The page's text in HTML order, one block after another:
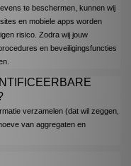
te beschermen, kunnen wij
en mobiele apps worden
risico. Zodra wij jouw
en beveiligingsfuncties
verzamelen (dat wil zeggen,
van aggregaten en